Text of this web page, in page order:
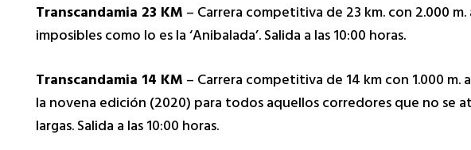
Transcandamia 23 KM– Carrera competitiva de 23 km. con 2.000
imposibles como lo es la ‘Anibalada’. Salida a las 10:00 horas.
Transcandamia 14 KM– Carrera competitiva de 14 km con 1.000 m.
la novena edición (2020) para todos aquellos corredores que no se
largas. Salida a las 10:00 horas.